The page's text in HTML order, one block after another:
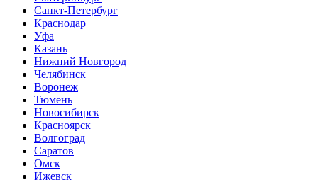
Санкт-Петербург
Краснодар
Уфа
Казань
Нижний Новгород
Челябинск
Воронеж
Тюмень
Новосибирск
Красноярск
Волгоград
Саратов
Омск
Ижевск